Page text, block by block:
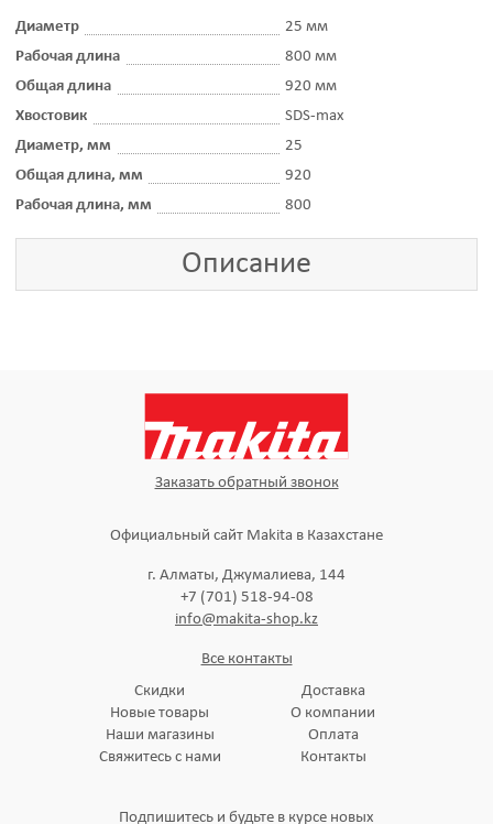
Диаметр
25 мм
Рабочая длина
800 мм
Общая длина
920 мм
Хвостовик
SDS-max
Диаметр, мм
25
Общая длина, мм
920
Рабочая длина, мм
800
Описание
Заказать обратный звонок
Официальный сайт Makita в Казахстане
г. Алматы, Джумалиева, 144
+7 (701) 518-94-08
info@makita-shop.kz
Все контакты
Скидки
Новые товары
Наши магазины
Свяжитесь с нами
Доставка
О компании
Оплата
Контакты
Подпишитесь и будьте в курсе новых